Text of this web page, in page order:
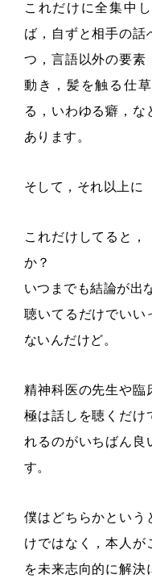
これだけに全集中
ば，自ずと相手の話
つ，言語以外の要素
動き，髪を触る仕
る，いわゆる癖，
あります。
そして，それ以上に
これだけしてると，
か？
いつまでも結論が出
聴いてるだけでいい
ないんだけど。
精神科医の先生や臨
極は話しを聴くだけ
れるのがいちばん良
す。
僕はどちらかという
けではなく，本人が
を未来志向的に解決